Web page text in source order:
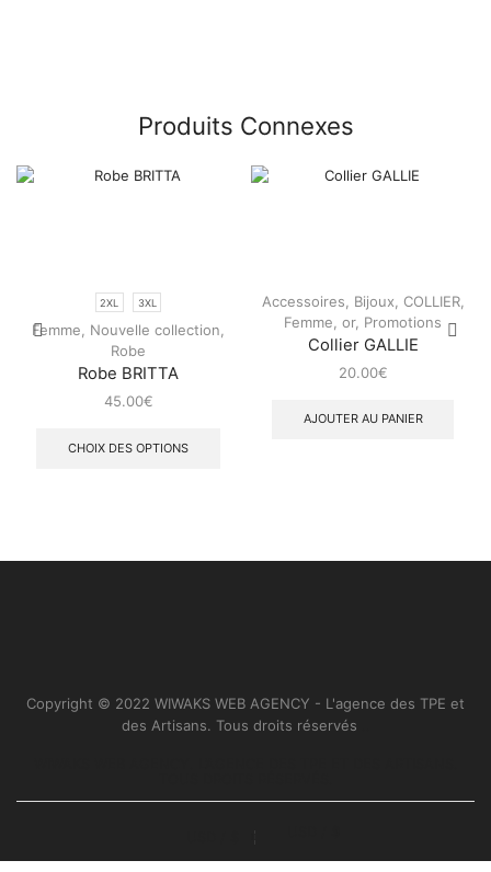
Produits Connexes
2XL 3XL
Femme, Nouvelle collection,
Robe
Robe BRITTA
45.00€
CHOIX DES OPTIONS
Accessoires Bijoux COLLIER,
Femme or, Promotions
Collier GALLIE
20.00€
AJOUTER AU PANIER
Copyright © 2022 WIWAKS WEB AGENCY - L'agence des TPE et
des Artisans. Tous droits réservés